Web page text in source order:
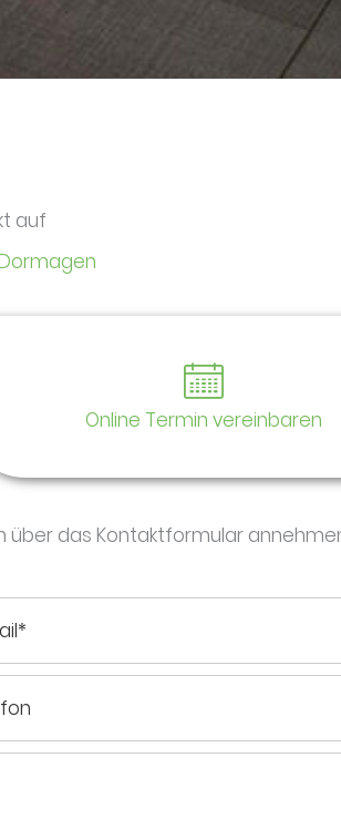
auf
Online Termin vereinbaren
das Kontaktformular